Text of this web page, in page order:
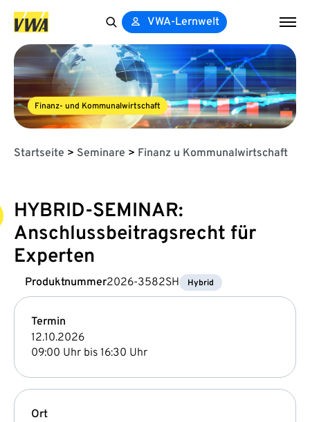
for:
VWA-Lernwelt
Finanz- und Kommunalwirtschaft
Startseite > Seminare > Finanz u Kommunalwirtschaft
HYBRID-SEMINAR:
Anschlussbeitragsrecht für
Experten
Produktnummer2026-3582SH Hybrid
Termin
12.10.2026
09:00 Uhr bis 16:30 Uhr
Ort